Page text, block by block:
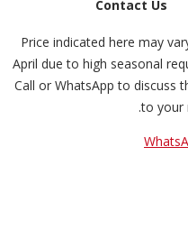
Contact Us
**Price indicated here may
April due to high seasonal
Call or WhatsApp to discuss
to your